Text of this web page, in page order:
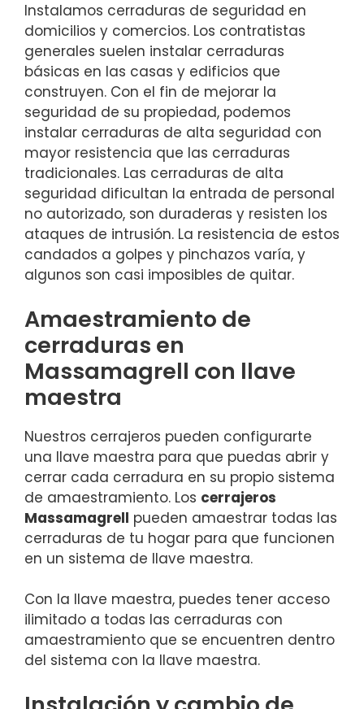
Instalamos cerraduras de seguridad en
domicilios y comercios. Los contratistas
generales suelen instalar cerraduras
básicas en las casas y edificios que
construyen. Con el fin de mejorar la
seguridad de su propiedad, podemos
instalar cerraduras de alta seguridad con
mayor resistencia que las cerraduras
tradicionales. Las cerraduras de alta
seguridad dificultan la entrada de personal
no autorizado, son duraderas y resisten los
ataques de intrusión. La resistencia de estos
candados a golpes y pinchazos varía, y
algunos son casi imposibles de quitar.
Amaestramiento de
cerraduras en
Massamagrell con llave
maestra
Nuestros cerrajeros pueden configurarte
una llave maestra para que puedas abrir y
cerrar cada cerradura en su propio sistema
de amaestramiento. Los cerrajeros
Massamagrell pueden amaestrar todas las
cerraduras de tu hogar para que funcionen
en un sistema de llave maestra.
Con la llave maestra, puedes tener acceso
ilimitado a todas las cerraduras con
amaestramiento que se encuentren dentro
del sistema con la llave maestra.